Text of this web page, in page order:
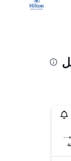
121 Holiday Drive, سمرفيل, SC, الولايات المتحدة الأميريكية